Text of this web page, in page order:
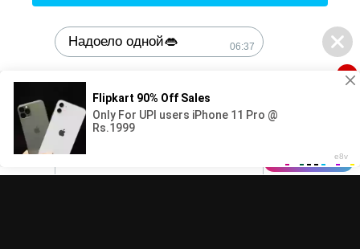
Надоело одной👄 06:37
🔞Может, изменим это?💦
1